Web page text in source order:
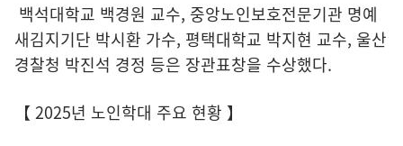
백석대학교 백경원 교수, 중앙노인보호전문기관 명예
새김지기단 박시환 가수, 평택대학교 박지현 교수, 울산
경찰청 박진석 경정 등은 장관표창을 수상했다.
【 2025년 노인학대 주요 현황 】